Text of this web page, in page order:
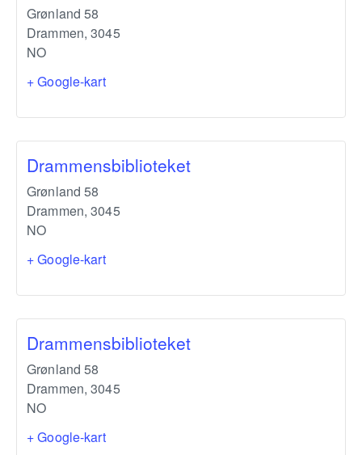
Grønland 58
Drammen, 3045
NO
+ Google-kart
Drammensbiblioteket
Grønland 58
Drammen, 3045
NO
+ Google-kart
Drammensbiblioteket
Grønland 58
Drammen, 3045
NO
+ Google-kart